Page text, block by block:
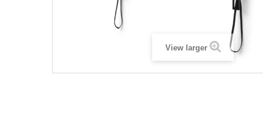
View larger